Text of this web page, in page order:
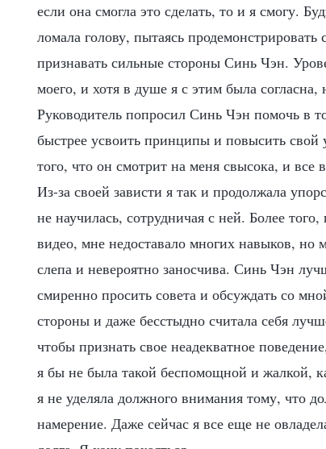
если она смогла это сделать, то и я смогу.
ломала голову, пытаясь
признавать сильные стороны Синь Чэн.
моего, и хотя в душе я с этим была согласна,
Руководитель попросил Синь Чэн помочь в
быстрее усвоить принципы и повысить свой
того, что он смотрит на меня свысока, и
Из-за своей зависти я так и продолжала
не научилась, сотрудничая с ней. Более
видео, мне недоставало многих навыков, но
слепа и невероятно заносчива. Синь Чэн
смиренно просить совета и обсуждать со
стороны и даже бесстыдно считала себя
чтобы признать свое неадекватное
я бы не была такой беспомощной и жалкой,
я не уделяла должного внимания тому, что
намерение. Даже сейчас я все еще не